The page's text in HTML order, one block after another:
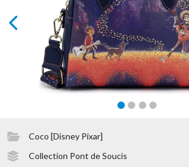
Coco [Disney Pixar]
Collection Pont de Soucis